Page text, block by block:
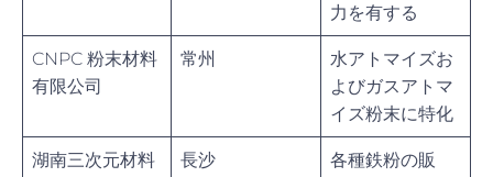
力を有する
CNPC 粉末材料
有限公司
常州
水アトマイズお
よびガスアトマ
イズ粉末に特化
湖南三次元材料
長沙
各種鉄粉の販